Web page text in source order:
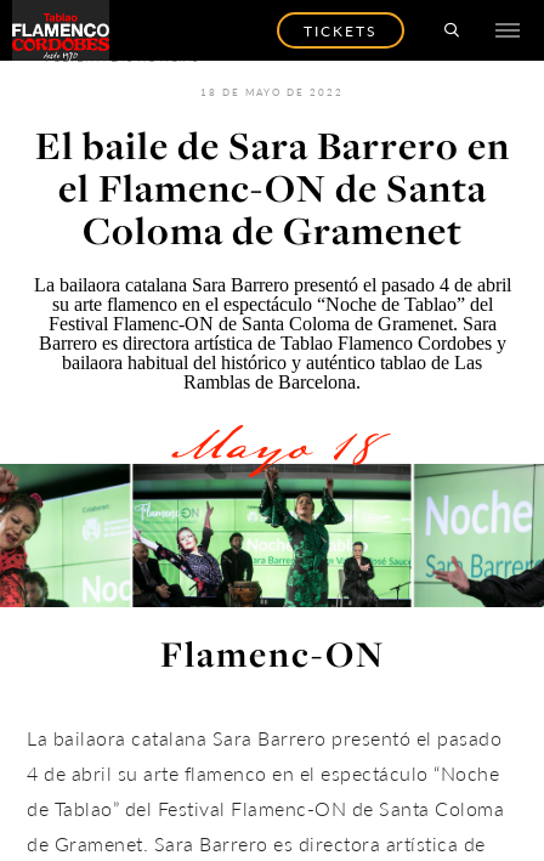
TICKETS
VOLVER A LAS NOTICIAS
18 DE MAYO DE 2022
El baile de Sara Barrero en
el Flamenc-ON de Santa
Coloma de Gramenet
La bailaora catalana Sara Barrero presentó el pasado 4 de abril
su arte flamenco en el espectáculo “Noche de Tablao” del
Festival Flamenc-ON de Santa Coloma de Gramenet. Sara
Barrero es directora artística de Tablao Flamenco Cordobesy
bailaora habitual del histórico y auténtico tablao de Las
Ramblas de Barcelona.
Mayo 18
Flamenc-ON
La bailaora catalana Sara Barrero presentó el pasado
4 de abril su arte flamenco en el espectáculo “Noche
de Tablao” del Festival Flamenc-ON de Santa Coloma
de Gramenet. Sara Barrero es directora artística de